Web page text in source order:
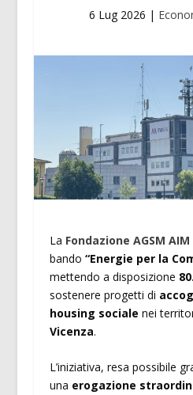
6 Lug 2026 |
La Fondazione AGSM AIM
bando “Energie per la
mettendo a disposizione
sostenere progetti di
housing sociale nei
Vicenza.
L’iniziativa, resa possibile
una erogazione